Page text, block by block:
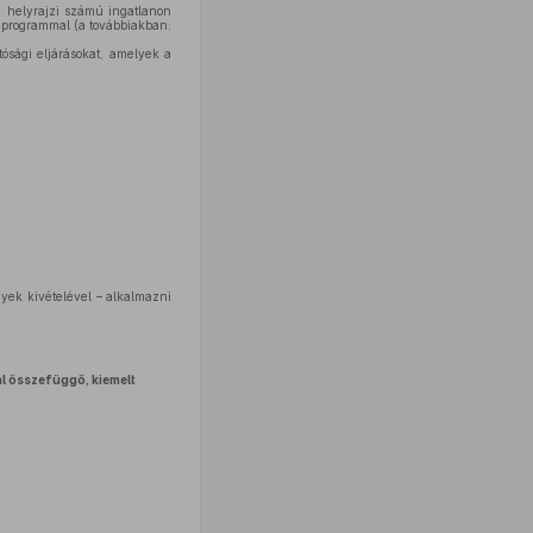
helyrajzi számú ingatlanon
(a továbbiakban:
eljárásokat, amelyek a
kivételével – alkalmazni
összefüggő, kiemelt